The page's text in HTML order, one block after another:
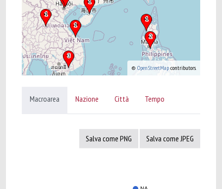
© OpenStreetMap contributors.
Macroarea Nazione Città Tempo
Salva come PNG Salva come JPEG